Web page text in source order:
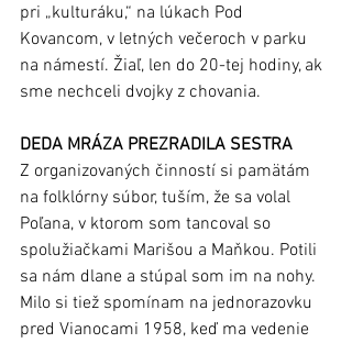
pri „kulturáku,“ na lúkach Pod
Kovancom, v letných večeroch v parku
na námestí. Žiaľ, len do 20-tej hodiny, ak
sme nechceli dvojky z chovania.
DEDA MRÁZA PREZRADILA SESTRA
Z organizovaných činností si pamätám
na folklórny súbor, tuším, že sa volal
Poľana, v ktorom som tancoval so
spolužiačkami Marišou a Maňkou. Potili
sa nám dlane a stúpal som im na nohy.
Milo si tiež spomínam na jednorazovku
pred Vianocami 1958, keď ma vedenie